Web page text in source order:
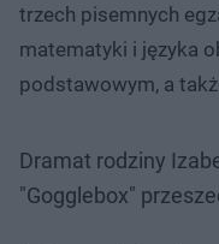
trzech pisemnych
matematyki i języka
podstawowym, a
Dramat rodziny
"Gogglebox"